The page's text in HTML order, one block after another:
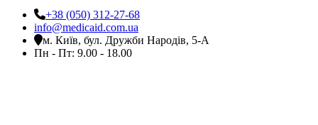
+38 (050) 312-27-68
info@medicaid.com.ua
м. Київ, бул. Дружби Народів, 5-А
Пн - Пт: 9.00 - 18.00